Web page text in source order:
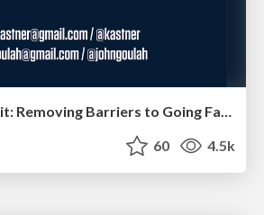
Put a Button on it: Removing Barriers to Going Fast.
60 4.5k